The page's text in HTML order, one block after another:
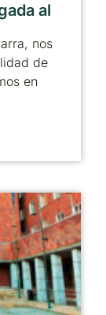
al
nos
de
en